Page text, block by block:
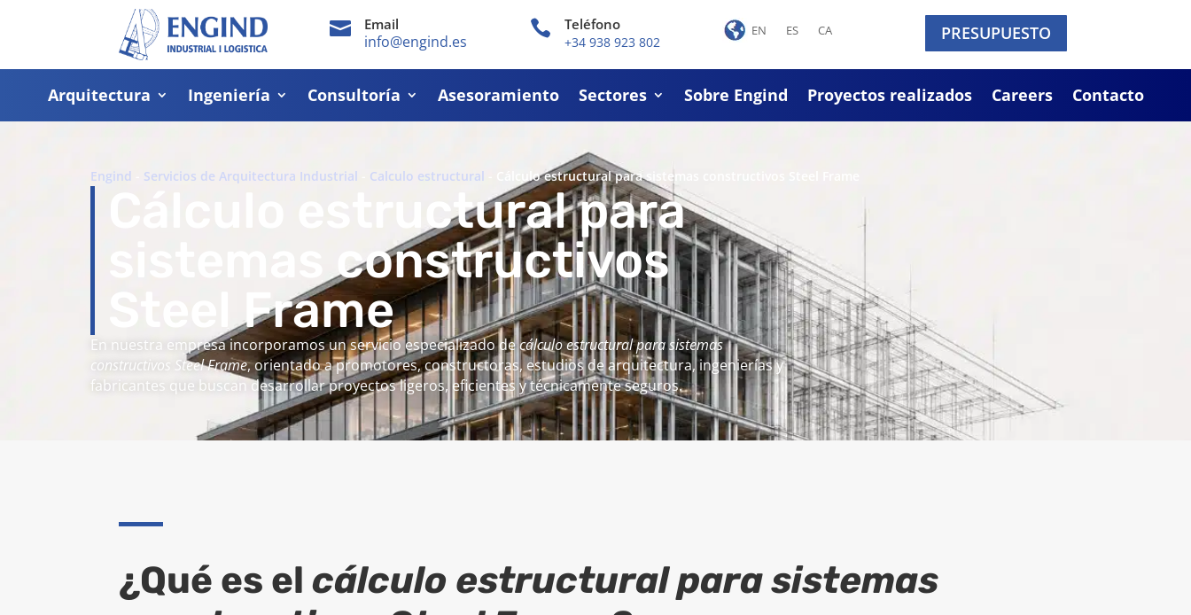
 Email
info@engind.es
 Teléfono
+34 938 923 802
EN ES CA PRESUPUESTO
Arquitectura Ingeniería Consultoría Asesoramiento Sectores Sobre Engind Proyectos realizados Careers Contacto
Engind Servicios de Arquitectura Industrial Calculo estructural Cálculo estructural para sistemas constructivos Steel Frame
Cálculo estructural para
sistemas constructivos
Steel Frame
En nuestra empresa incorporamos un servicio especializado decálculoestructural para sistemas
constructivos Steel Frame, orientado a promotores, constructoras, estudios de arquitectura, ingenierías y
fabricantes que buscan desarrollar proyectos ligeros, eficientes y técnicamente seguros.
¿Qué es elcálculo estructural para sistemas